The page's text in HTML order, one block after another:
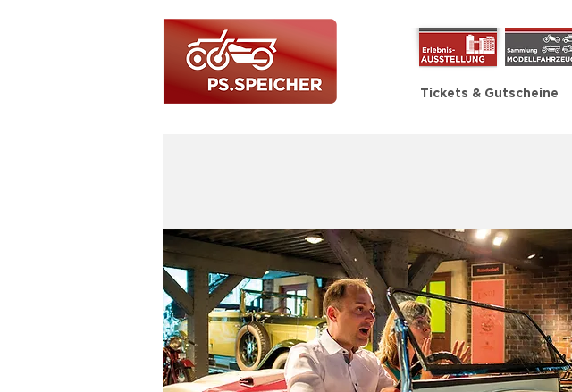
Tickets & Gutscheine